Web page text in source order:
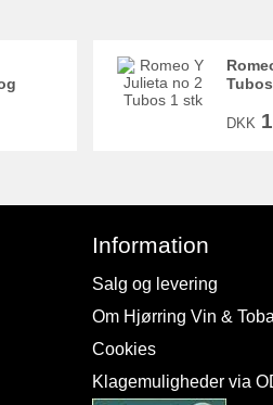
DKK
Information
Salg og levering
Om Hjørring Vin &
Cookies
Klagemuligheder via